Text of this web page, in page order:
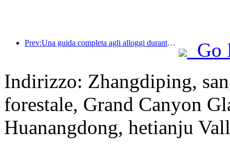
Prev:Una guida completa agli alloggi durante la stagione turistica invernale a Pechino Il nuovo cortile del Jingneng Hotel innesca una nuova mania del turismo
Go
Indirizzo: Zhangdiping,
forestale, Grand Canyon
Huanangdong, hetianju